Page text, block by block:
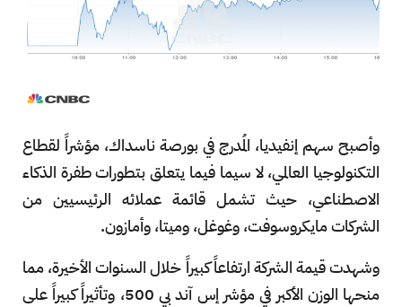
وأصبح سهم إنفيديا، المُدرج في بورصة ناسداك، مؤشراً لقطاع
التكنولوجيا العالمي، لا سيما فيما يتعلق بتطورات طفرة الذكاء
الاصطناعي، حيث تشمل قائمة عملائه الرئيسيين من
الشركات مايكروسوفت، وغوغل، وميتا، وأمازون.
وشهدت قيمة الشركة ارتفاعاً كبيراً خلال السنوات الأخيرة، مما
منحها الوزن الأكبر في مؤشر إس آند بي 500، وتأثيراً كبيراً على